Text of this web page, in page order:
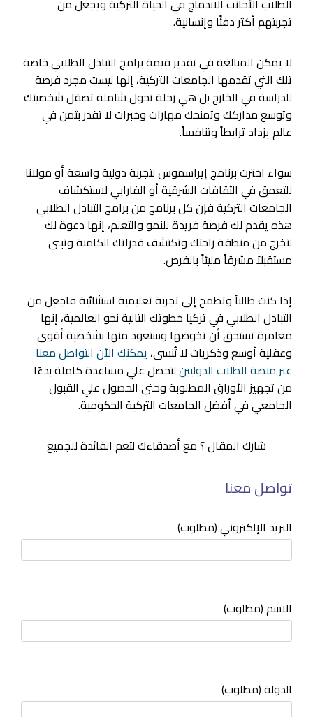
الطلاب الأجانب الاندماج في الحياة التركية ويجعل من
تجربتهم أكثر دفئًا وإنسانية.
لا يمكن المبالغة في تقدير قيمة برامج التبادل الطلابي خاصة
تلك التي تقدمها الجامعات التركية، إنها ليست مجرد فرصة
للدراسة في الخارج بل هي رحلة تحول شاملة تصقل شخصيتك
وتوسع مداركك وتمنحك مهارات وخبرات لا تقدر بثمن في
عالم يزداد ترابطاً وتنافساً.
سواء اخترت برنامج إيراسموس لتجربة دولية واسعة أو مولانا
للتعمق في الثقافات الشرقية أو الفارابي لاستكشاف
الجامعات التركية فإن كل برنامج من برامج التبادل الطلابي
هذه يقدم لك فرصة فريدة للنمو والتعلم، إنها دعوة لك
لتخرج من منطقة راحتك وتكتشف قدراتك الكامنة وتبني
مستقبلاً مشرقاً مليئاً بالفرص.
إذا كنت طالباً وتطمح إلى تجربة تعليمية استثنائية فاجعل من
التبادل الطلابي في تركيا خطوتك التالية نحو العالمية، إنها
مغامرة تستحق أن تخوضها وستعود منها بشخصية أقوى
وعقلية أوسع وذكريات لا تُنسى، يمكنك الأن التواصل معنا
عبر منصة الطلاب الدوليينلتحصل علي مساعدة كاملة بدءًا
من تجهيز الأوراق المطلوبة وحتى الحصول علي القبول
الجامعي في أفضل الجامعات التركية الحكومية.
شارك المقال ؟ مع أصدقاءك لتعم الفائدة للجميع
تواصل معنا
البريد الإلكتروني (مطلوب)
الاسم (مطلوب)
الدولة (مطلوب)